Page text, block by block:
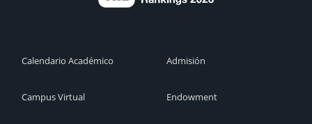
Calendario Académico
Campus Virtual
Admisión
Endowment